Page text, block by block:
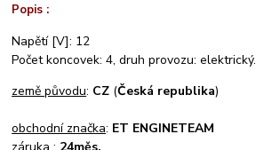
Popis :
Napětí [V]: 12
Počet koncovek: 4, druh provozu: elektrický.
země původu: CZ (Česká republika)
obchodní značka: ET ENGINETEAM
záruka : 24měs.